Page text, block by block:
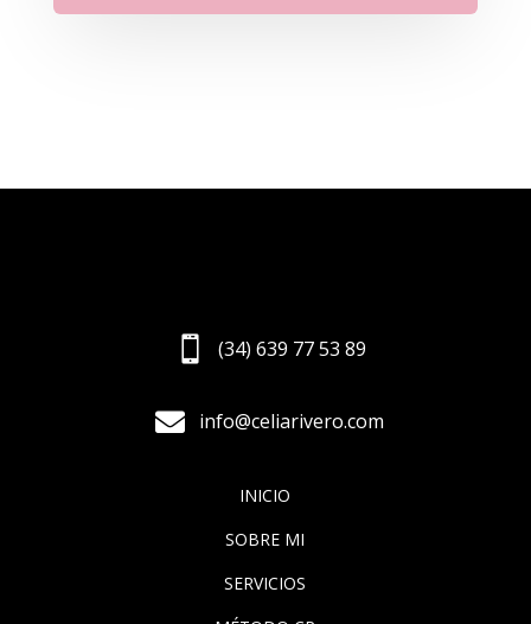
 (34) 639 77 53 89
 info@celiarivero.com
INICIO
SOBRE MI
SERVICIOS